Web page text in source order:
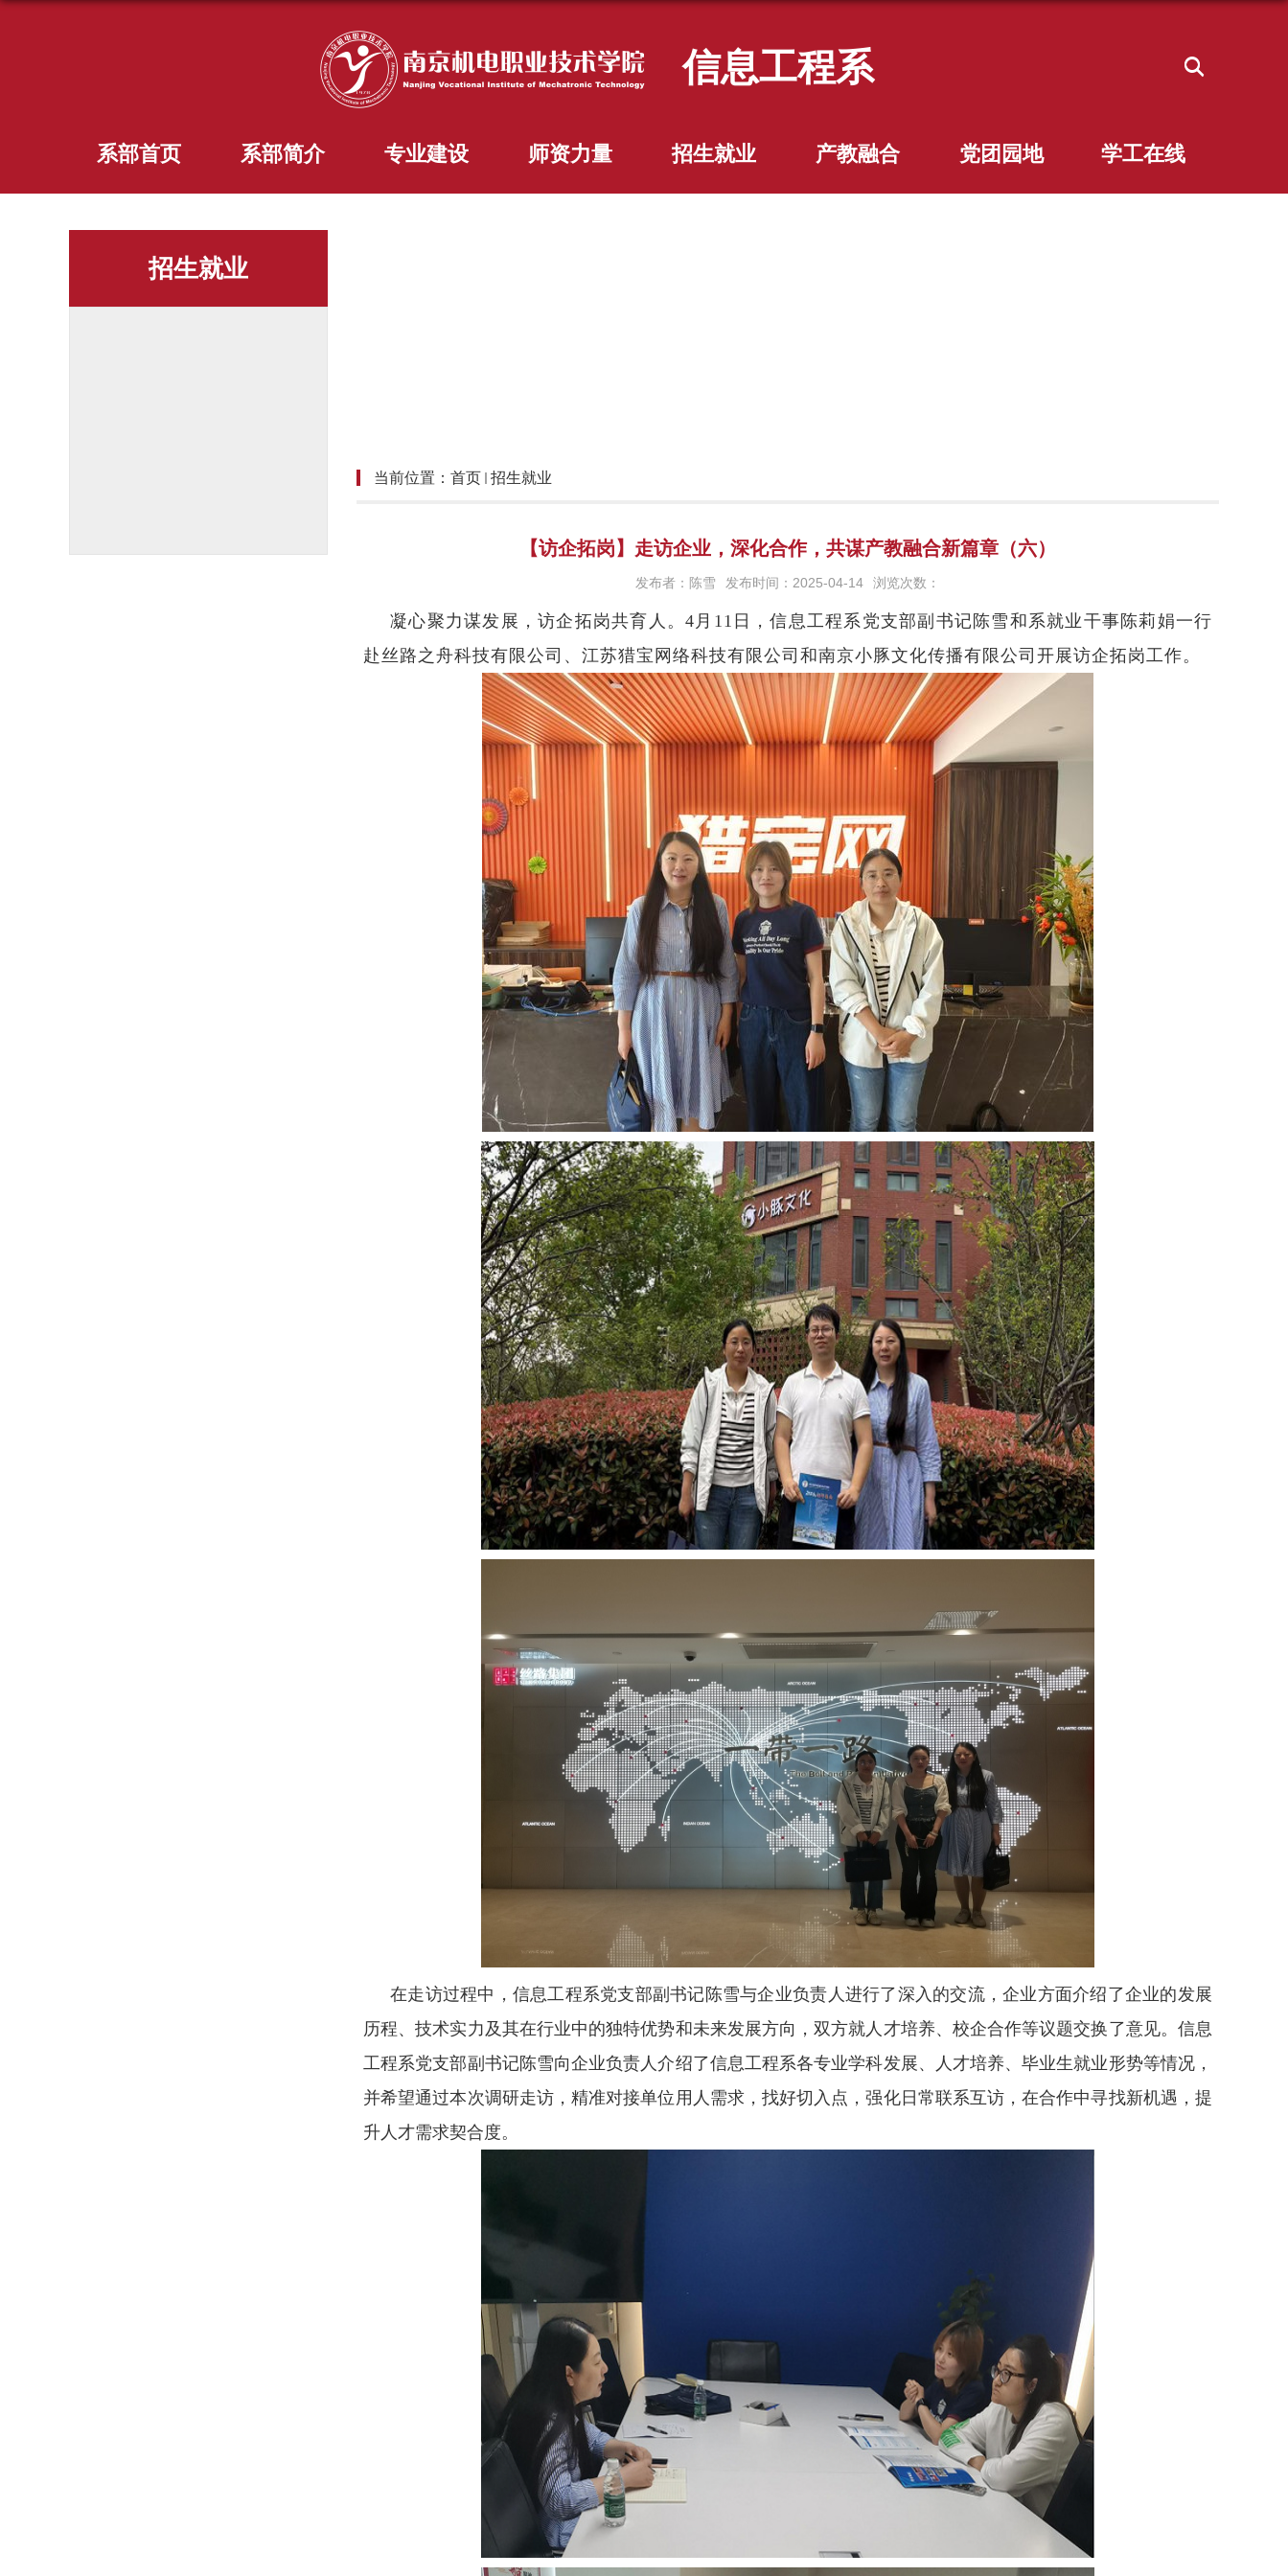
信息工程系
系部首页 系部简介 专业建设 师资力量 招生就业 产教融合 党团园地 学工在线
招生就业
当前位置： 首页 招生就业
【访企拓岗】走访企业，深化合作，共谋产教融合新篇章（六）
发布者：陈雪 发布时间：2025-04-14 浏览次数：
凝心聚力谋发展，访企拓岗共育人。 4月11日，信息工程系党支部副书记陈雪和系就业干事陈莉娟一行
赴丝路之舟科技有限公司、江苏猎宝网络科技有限公司和南京小豚文化传播有限公司开展访企拓岗工作。
在走访过程中，信息工程系党支部副书记陈雪与企业负责人进行了深入的交流，企业方面介绍了企业的发展
历程、技术实力及其在行业中的独特优势和未来发展方向，双方就人才培养、校企合作等议题交换了意见。信息
工程系党支部副书记陈雪向企业负责人介绍了信息工程系各专业学科发展、人才培养、毕业生就业形势等情况，
并希望通过本次调研走访，精准对接单位用人需求，找好切入点，强化日常联系互访，在合作中寻找新机遇，提
升人才需求契合度。